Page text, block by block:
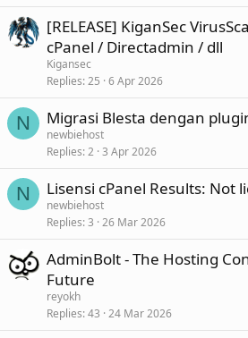
[RELEASE] KiganSec
cPanel / Directadmin / dll
Kigansec
Replies 25 6 Apr 2026
N Migrasi Blesta dengan
newbiehost
Replies 2 3 Apr 2026
N Lisensi cPanel Results: Not
newbiehost
Replies 3 26 Mar 2026
AdminBolt - The Hosting
Future
reyokh
Replies 43 24 Mar 2026